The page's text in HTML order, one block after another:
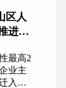
区人
进国
最高2
业主
入的